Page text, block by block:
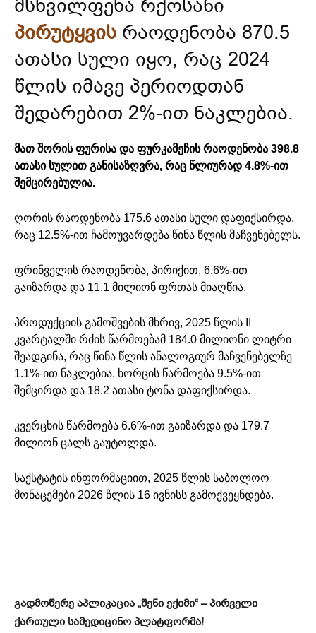
მსხვილფეხა რქოსანი
პირუტყვის რაოდენობა 870.5
ათასი სული იყო, რაც 2024
წლის იმავე პერიოდთან
შედარებით 2%-ით ნაკლებია.
მათ შორის ფურისა და ფურკამეჩის რაოდენობა 398.8
ათასი სულით განისაზღვრა, რაც წლიურად 4.8%-ით
შემცირებულია.
ღორის რაოდენობა 175.6 ათასი სული დაფიქსირდა,
რაც 12.5%-ით ჩამოუვარდება წინა წლის მაჩვენებელს.
ფრინველის რაოდენობა, პირიქით, 6.6%-ით
გაიზარდა და 11.1 მილიონ ფრთას მიაღწია.
პროდუქციის გამოშვების მხრივ, 2025 წლის II
კვარტალში რძის წარმოებამ 184.0 მილიონი ლიტრი
შეადგინა, რაც წინა წლის ანალოგიურ მაჩვენებელზე
1.1%-ით ნაკლებია. ხორცის წარმოება 9.5%-ით
შემცირდა და 18.2 ათასი ტონა დაფიქსირდა.
კვერცხის წარმოება 6.6%-ით გაიზარდა და 179.7
მილიონ ცალს გაუტოლდა.
საქსტატის ინფორმაციით, 2025 წლის საბოლოო
მონაცემები 2026 წლის 16 ივნისს გამოქვეყნდება.
გადმოწერე აპლიკაცია „შენი ექიმი“ – პირველი
ქართული სამედიცინო პლატფორმა!